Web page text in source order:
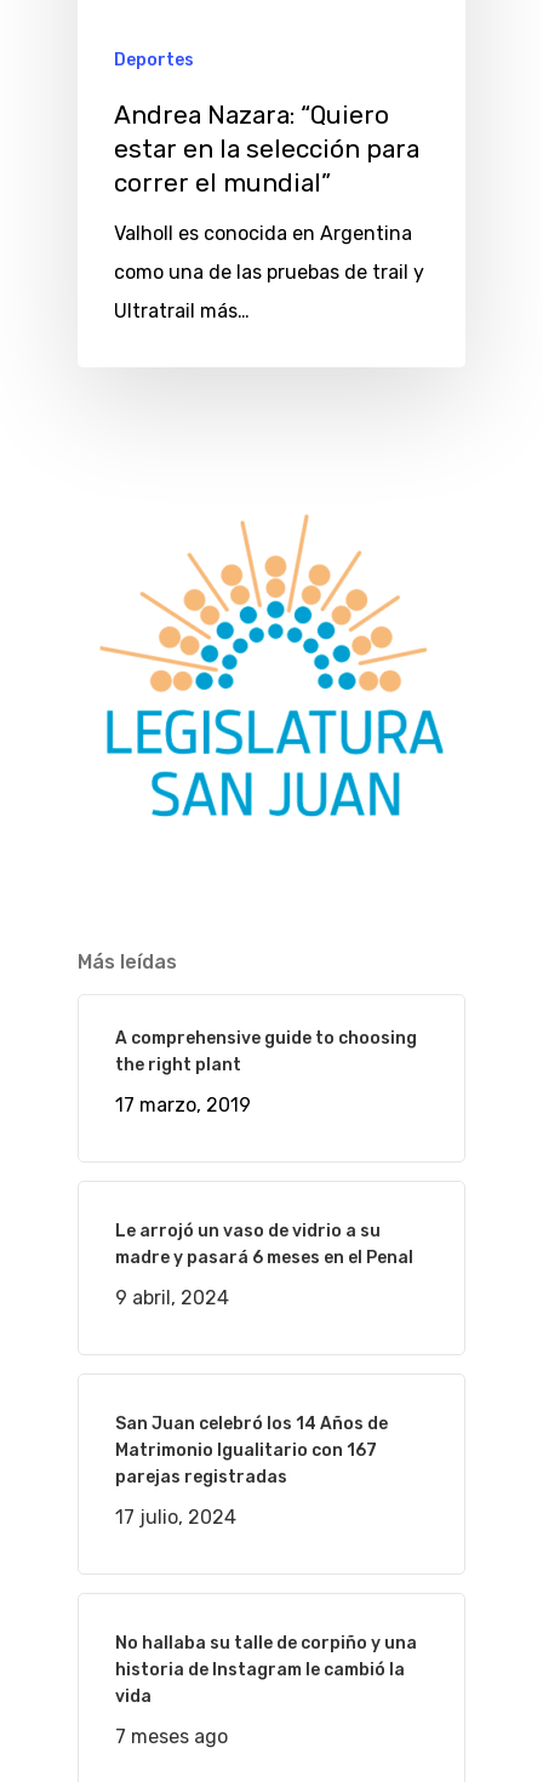
Deportes
Andrea Nazara: “Quiero
estar en la selección para
correr el mundial”
Valholl es conocida en Argentina
como una de las pruebas de trail y
Ultratrail más…
Más leídas
A comprehensive guide to choosing
the right plant
17 marzo, 2019
Le arrojó un vaso de vidrio a su
madre y pasará 6 meses en el Penal
9 abril, 2024
San Juan celebró los 14 Años de
Matrimonio Igualitario con 167
parejas registradas
17 julio, 2024
No hallaba su talle de corpiño y una
historia de Instagram le cambió la
vida
7 meses ago